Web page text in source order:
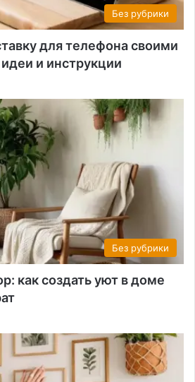
Без рубрики
для телефона своими
и инструкции
Без рубрики
как создать уют в доме